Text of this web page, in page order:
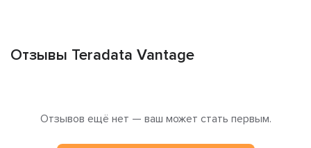
Отзывы Teradata Vantage
Отзывов ещё нет — ваш может стать первым.